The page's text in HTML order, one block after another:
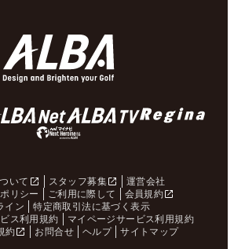
いて スタッフ募集
運営会社
リシー
ご利用に際して
会員規約
イン
特定商取引法に基づく表示
ス利用規約
マイページサービス利用規約
約
お問合せ ヘルプ サイトマップ